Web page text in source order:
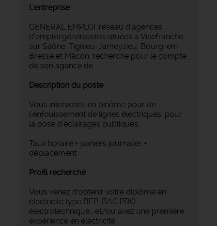
L'entreprise
GÉNÉRAL EMPLOI, réseau d'agences
d’emploi généralistes situées à Villefranche
sur Saône, Tignieu-Jameyzieu, Bourg-en-
Bresse et Mâcon, recherche pour le compte
de son agence de
Description du poste
Vous intervenez en binôme pour de
l'enfouissement de lignes électriques, pour
la pose d'éclairages publiques.
Taux horaire + paniers journalier +
déplacement
Profil recherché
Vous venez d'obtenir votre diplôme en
électricité type BEP, BAC PRO
électrotechnique… et/ou avez une première
expérience en électricité.